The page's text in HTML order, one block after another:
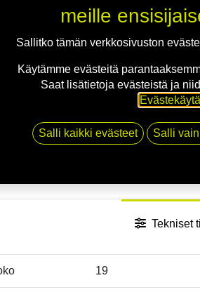
Tekniset
19
meille
Sallitko tämän verkkosivuston
Käytämme evästeitä
Saat lisätietoja evästeistä ja
Salli kaikki evästeet Salli